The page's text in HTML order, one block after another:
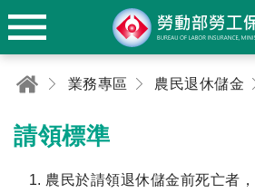
業務專區 農民退休儲金
請領標準
農民於請領退休儲金前死亡者